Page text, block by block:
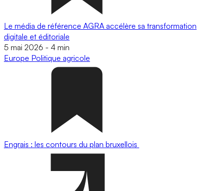
Le média de référence AGRA accélère sa transformation
digitale et éditoriale
5 mai 2026 - 4 min
Europe Politique agricole
Engrais : les contours du plan bruxellois